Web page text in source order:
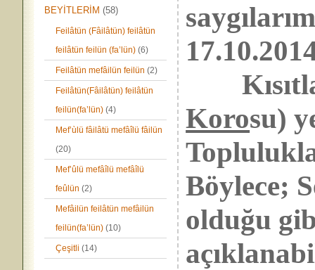
BEYİTLERİM (58)
Feilâtün (Fâilâtün) feilâtün
feilâtün feilün (fa’lün) (6)
Feilâtün mefâilün feilün (2)
Feilâtün(Fâilâtün) feilâtün
feilün(fa’lün) (4)
Mef’ùlü fâilâtü mefâîlü fâilün
(20)
Mef’ûlü mefâîlü mefâîlü
feûlün (2)
Mefâilün feilâtün mefâilün
feilün(fa’lün) (10)
Çeşitli (14)
Korosu)
Böylece;
olduğu